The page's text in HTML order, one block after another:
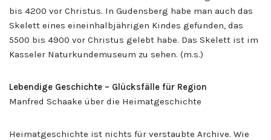
bis 4200 vor Christus. In Gudensberg habe man auch das
Skelett eines eineinhalbjährigen Kindes gefunden, das
5500 bis 4900 vor Christus gelebt habe. Das Skelett ist im
Kasseler Naturkundemuseum zu sehen. (m.s.)
Lebendige Geschichte – Glücksfälle für Region
Manfred Schaake über die Heimatgeschichte
Heimatgeschichte ist nichts für verstaubte Archive. Wie